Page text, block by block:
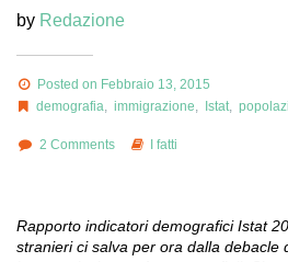
by Redazione
Posted on Febbraio 13, 2015
demografia, immigrazione, Istat,
2 Comments I fatti
Rapporto indicatori demografici Istat
stranieri ci salva per ora dalla debacle